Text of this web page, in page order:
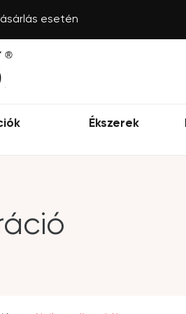
esetén
Ékszerek